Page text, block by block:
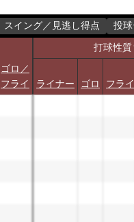
スイング／見逃し得点
投
打球性質
ゴロ／
フライ ライナー ゴロ フライ